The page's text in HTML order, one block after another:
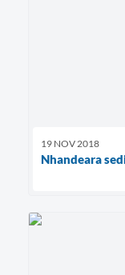
19 NOV 2018
Nhandeara